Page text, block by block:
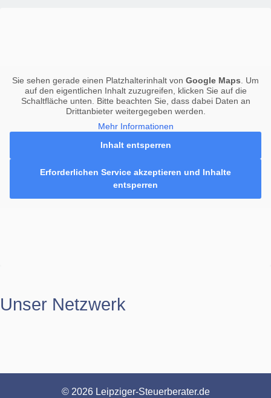
Sie sehen gerade einen Platzhalterinhalt von Google Maps . Um
auf den eigentlichen Inhalt zuzugreifen, klicken Sie auf die
Schaltfläche unten. Bitte beachten Sie, dass dabei Daten an
Drittanbieter weitergegeben werden.
Mehr Informationen
Inhalt entsperren
Erforderlichen Service akzeptieren und Inhalte
entsperren
Unser Netzwerk
© 2026 Leipziger-Steuerberater.de